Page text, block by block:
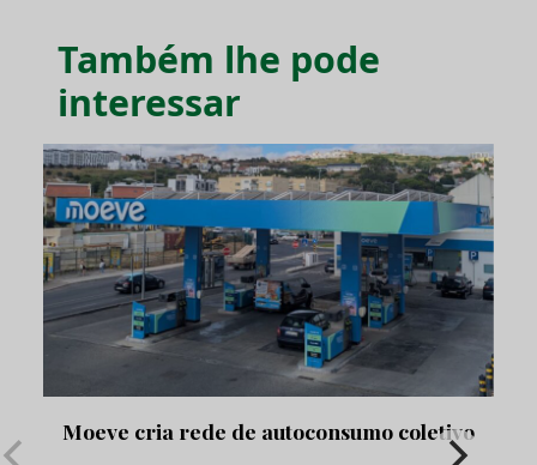
Também lhe pode
interessar
Moeve cria rede de autoconsumo coletivo